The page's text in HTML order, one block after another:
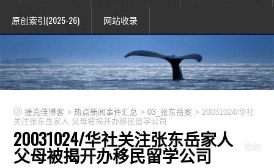
原创索引(2025-26) 网站收录
捷克佳博客 > 热点新闻事件汇总 >03_张东岳案 > 20031024/华社
关注张东岳家人 父母被揭开办移民留学公司
20031024/华社关注张东岳家人
父母被揭开办移民留学公司